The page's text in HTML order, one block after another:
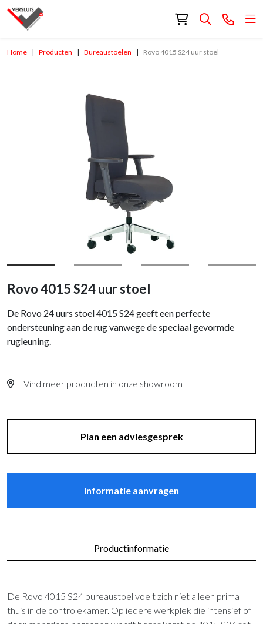
Home Producten Bureaustoelen Rovo 4015 S24 uur stoel
Rovo 4015 S24 uur stoel
De Rovo 24 uurs stoel 4015 S24 geeft een perfecte
ondersteuning aan de rug vanwege de speciaal gevormde
rugleuning.
Vind meer producten in onze showroom
Plan een adviesgesprek
Informatie aanvragen
Productinformatie
De Rovo 4015 S24 bureaustoel voelt zich niet alleen prima
thuis in de controlekamer. Op iedere werkplek die intensief of